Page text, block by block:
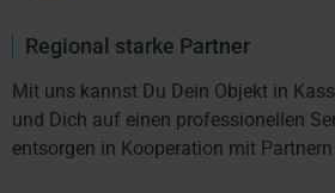
Regional starke Partner
Mit uns kannst Du Dein Objekt in
und Dich auf einen professionellen
entsorgen in Kooperation mit